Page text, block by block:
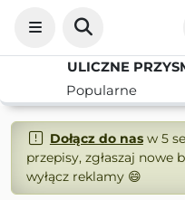
Popularne
Dołącz do nasw 5
przepisy, zgłaszaj
wyłącz reklamy 😄